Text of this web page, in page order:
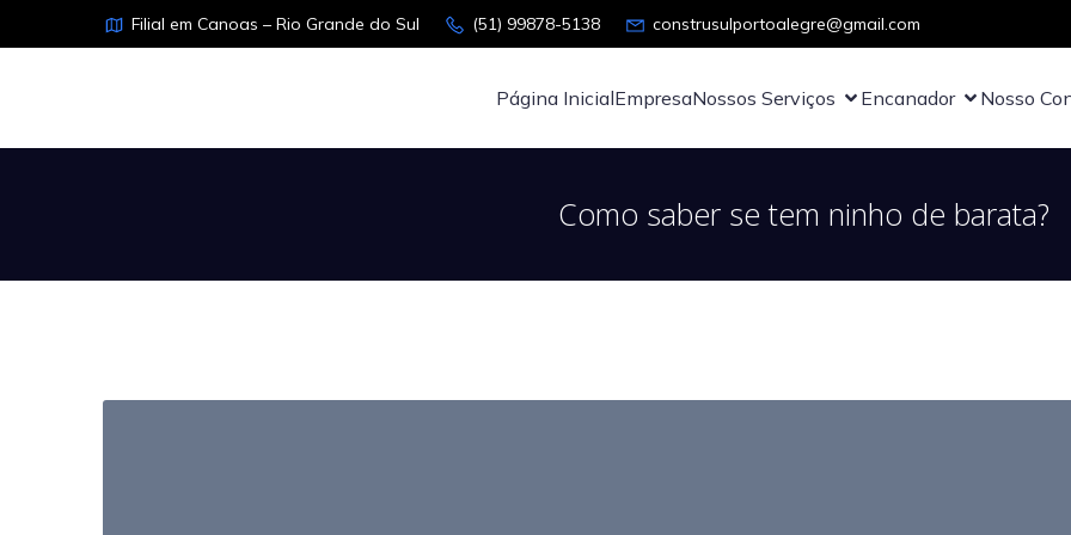
Filial em Canoas – Rio Grande do Sul (51) 99878-5138 construsulportoalegre@gmail.com
Página InicialEmpresaNossos Serviços Encanador Nosso
Como saber se tem ninho de barata?